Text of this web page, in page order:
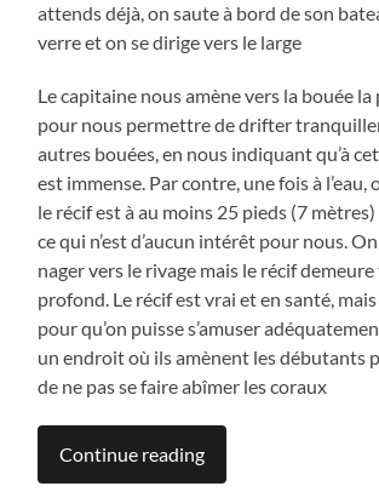
attends déjà, on saute à bord de son
verre et on se dirige vers le large
Le capitaine nous amène vers la bouée
pour nous permettre de drifter
autres bouées, en nous indiquant qu’à
est immense. Par contre, une fois à l’eau,
le récif est à au moins 25 pieds (7
ce qui n’est d’aucun intérêt pour nous.
nager vers le rivage mais le récif
profond. Le récif est vrai et en santé,
pour qu’on puisse s’amuser
un endroit où ils amènent les débutants
de ne pas se faire abîmer les coraux
Continue reading